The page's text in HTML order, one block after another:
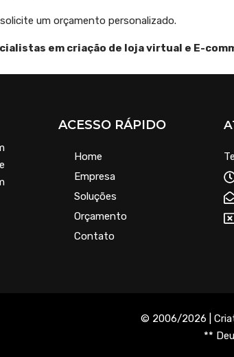
um orçamento personalizado.
em criação de loja virtual e E-
ACESSO RÁPIDO
Home
Empresa
Soluções
Orçamento
Contato
© 2006/2026 |
**